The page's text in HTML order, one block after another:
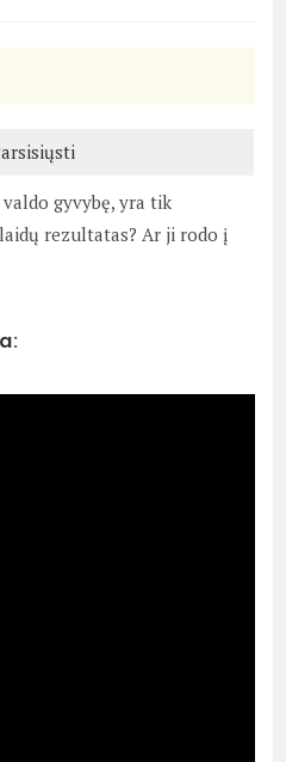
gyvybę, yra tik
rezultatas? Ar ji rodo į